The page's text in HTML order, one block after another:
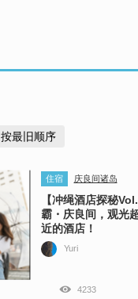
按最旧顺序
住宿 庆良间诸岛
【冲绳酒店探秘
霸・庆良间，观光
近的酒店！
Yuri
4233